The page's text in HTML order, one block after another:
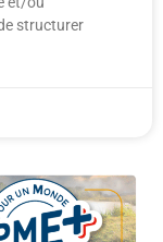
structurer